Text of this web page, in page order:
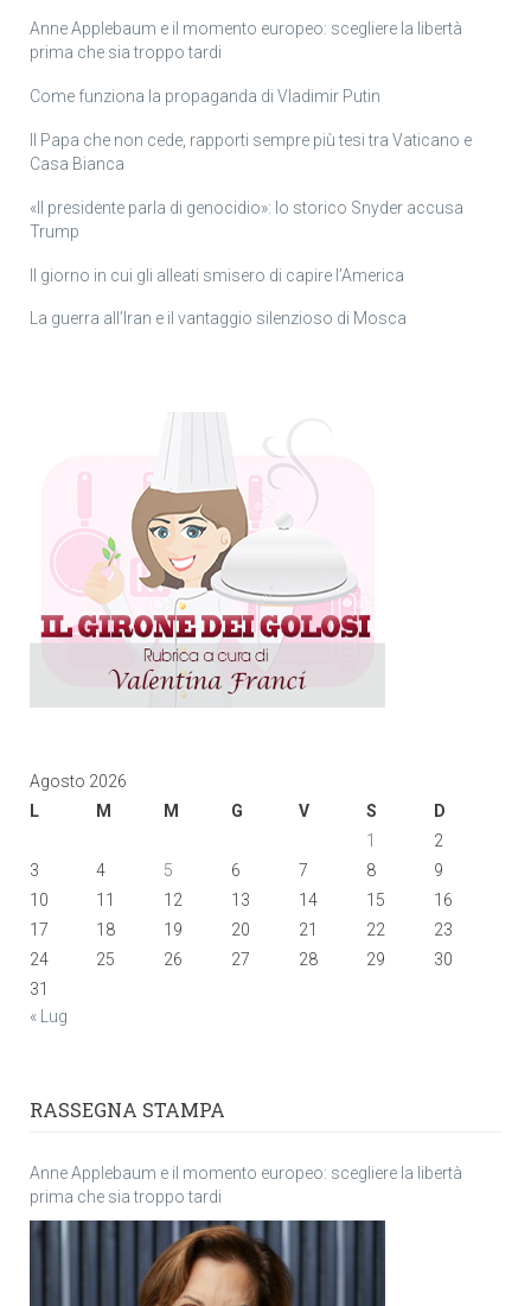
Anne Applebaum e il momento europeo: scegliere la libertà
prima che sia troppo tardi
Come funziona la propaganda di Vladimir Putin
Il Papa che non cede, rapporti sempre più tesi tra Vaticano e
Casa Bianca
«Il presidente parla di genocidio»: lo storico Snyder accusa
Trump
Il giorno in cui gli alleati smisero di capire l’America
La guerra all’Iran e il vantaggio silenzioso di Mosca
Agosto 2026
L
M M G V S
D
1
2
3
4 5 6 7 8
9
10
11 12 13 14 15
16
17
18 19 20 21 22
23
24
25 26 27 28 29
30
31
« Lug
RASSEGNA STAMPA
Anne Applebaum e il momento europeo: scegliere la libertà
prima che sia troppo tardi